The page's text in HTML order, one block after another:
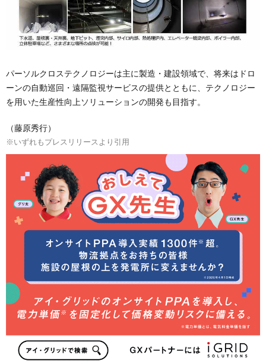
パーソルクロステクノロジーは主に製造・建設領域で、将来はドロ
ーンの自動巡回・遠隔監視サービスの提供とともに、テクノロジー
を用いた生産性向上ソリューションの開発も目指す。
（藤原秀行）
※いずれもプレスリリースより引用